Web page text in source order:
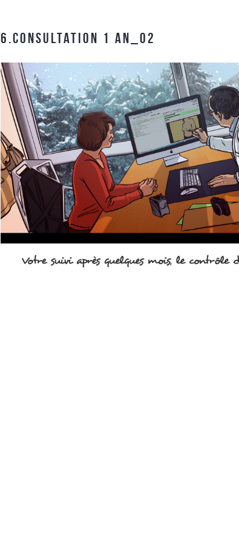
6.CONSULTATION 1 AN_02